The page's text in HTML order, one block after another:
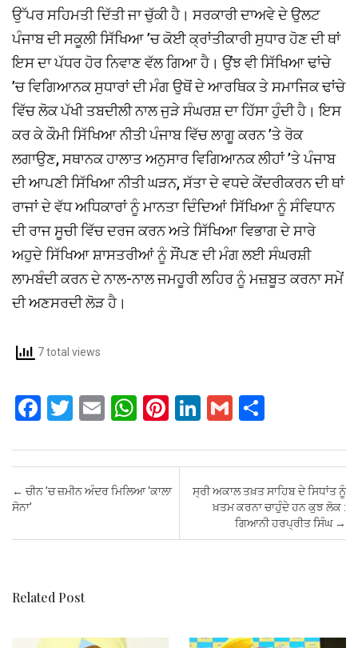
ਉੱਪਰ ਸਹਿਮਤੀ ਦਿੱਤੀ ਜਾ ਚੁੱਕੀ ਹੈ। ਸਰਕਾਰੀ ਦਾਅਵੇ ਦੇ ਉਲਟ
ਪੰਜਾਬ ਦੀ ਸਕੂਲੀ ਸਿੱਖਿਆ ’ਚ ਕੋਈ ਕ੍ਰਾਂਤੀਕਾਰੀ ਸੁਧਾਰ ਹੋਣ ਦੀ ਥਾਂ
ਇਸ ਦਾ ਪੱਧਰ ਹੋਰ ਨਿਵਾਣ ਵੱਲ ਗਿਆ ਹੈ। ਉਂਝ ਵੀ ਸਿੱਖਿਆ ਢਾਂਚੇ
’ਚ ਵਿਗਿਆਨਕ ਸੁਧਾਰਾਂ ਦੀ ਮੰਗ ਉਥੋਂ ਦੇ ਆਰਥਿਕ ਤੇ ਸਮਾਜਿਕ ਢਾਂਚੇ
ਵਿੱਚ ਲੋਕ ਪੱਖੀ ਤਬਦੀਲੀ ਨਾਲ ਜੁੜੇ ਸੰਘਰਸ਼ ਦਾ ਹਿੱਸਾ ਹੁੰਦੀ ਹੈ। ਇਸ
ਕਰ ਕੇ ਕੌਮੀ ਸਿੱਖਿਆ ਨੀਤੀ ਪੰਜਾਬ ਵਿੱਚ ਲਾਗੂ ਕਰਨ ’ਤੇ ਰੋਕ
ਲਗਾਉਣ, ਸਥਾਨਕ ਹਾਲਾਤ ਅਨੁਸਾਰ ਵਿਗਿਆਨਕ ਲੀਹਾਂ ’ਤੇ ਪੰਜਾਬ
ਦੀ ਆਪਣੀ ਸਿੱਖਿਆ ਨੀਤੀ ਘੜਨ, ਸੱਤਾ ਦੇ ਵਧਦੇ ਕੇਂਦਰੀਕਰਨ ਦੀ ਥਾਂ
ਰਾਜਾਂ ਦੇ ਵੱਧ ਅਧਿਕਾਰਾਂ ਨੂੰ ਮਾਨਤਾ ਦਿੰਦਿਆਂ ਸਿੱਖਿਆ ਨੂੰ ਸੰਵਿਧਾਨ
ਦੀ ਰਾਜ ਸੂਚੀ ਵਿੱਚ ਦਰਜ ਕਰਨ ਅਤੇ ਸਿੱਖਿਆ ਵਿਭਾਗ ਦੇ ਸਾਰੇ
ਅਹੁਦੇ ਸਿੱਖਿਆ ਸ਼ਾਸਤਰੀਆਂ ਨੂੰ ਸੌਂਪਣ ਦੀ ਮੰਗ ਲਈ ਸੰਘਰਸ਼ੀ
ਲਾਮਬੰਦੀ ਕਰਨ ਦੇ ਨਾਲ-ਨਾਲ ਜਮਹੂਰੀ ਲਹਿਰ ਨੂੰ ਮਜ਼ਬੂਤ ਕਰਨਾ ਸਮੇਂ
ਦੀ ਅਣਸਰਦੀ ਲੋੜ ਹੈ।
7 total views
F
ce
b
o
T
tt
er
E
ail
W
at
s
p
Pi
er
es
Li
ke
dI
n
G
ail ar
e
Post navigation
← ਚੀਨ ’ਚ ਜ਼ਮੀਨ ਅੰਦਰ ਮਿਲਿਆ ‘ਕਾਲਾ
ਸੋਨਾ’
ਸ੍ਰੀ ਅਕਾਲ ਤਖ਼ਤ ਸਾਹਿਬ ਦੇ ਸਿਧਾਂਤ ਨੂੰ
ਖ਼ਤਮ ਕਰਨਾ ਚਾਹੁੰਦੇ ਹਨ ਕੁਝ ਲੋਕ :
ਗਿਆਨੀ ਹਰਪ੍ਰੀਤ ਸਿੰਘ →
Related Post